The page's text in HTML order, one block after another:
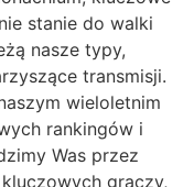
stanie do walki
nasze typy,
transmisji.
wieloletnim
rankingów i
Was przez
graczy,